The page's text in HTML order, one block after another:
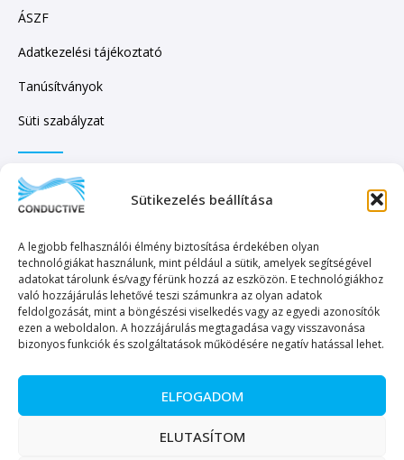
Sütikezelés beállítása
A legjobb felhasználói élmény biztosítása érdekében olyan
technológiákat használunk, mint például a sütik, amelyek segítségével
adatokat tárolunk és/vagy férünk hozzá az eszközön. E technológiákhoz
való hozzájárulás lehetővé teszi számunkra az olyan adatok
feldolgozását, mint a böngészési viselkedés vagy az egyedi azonosítók
ezen a weboldalon. A hozzájárulás megtagadása vagy visszavonása
bizonyos funkciók és szolgáltatások működésére negatív hatással lehet.
ELFOGADOM
ELUTASÍTOM
ÁSZF
Adatkezelési tájékoztató
Tanúsítványok
Süti szabályzat
IRATKOZZON FEL HÍRLEVELÜNKRE!
KÜLDÉS
Copyright © 2023. Minden jog fenntartva. – Conductive Kereskedelmi és